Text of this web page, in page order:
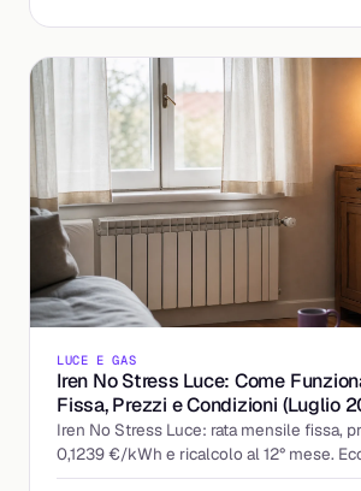
LUCE E GAS
Iren No Stress Luce: Come
Fissa, Prezzi e Condizioni (Luglio
Iren No Stress Luce: rata mensile fissa,
0,1239 €/kWh e ricalcolo al 12° mese.
a chi conviene davvero.